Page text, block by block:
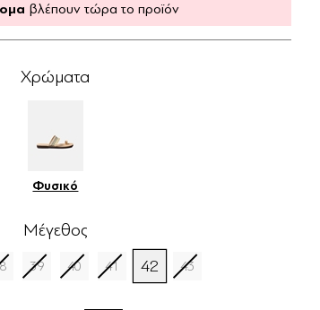
βλέπουν τώρα το προϊόν
Χρώματα
Φυσικό
Μέγεθος
39 40 41 42 43